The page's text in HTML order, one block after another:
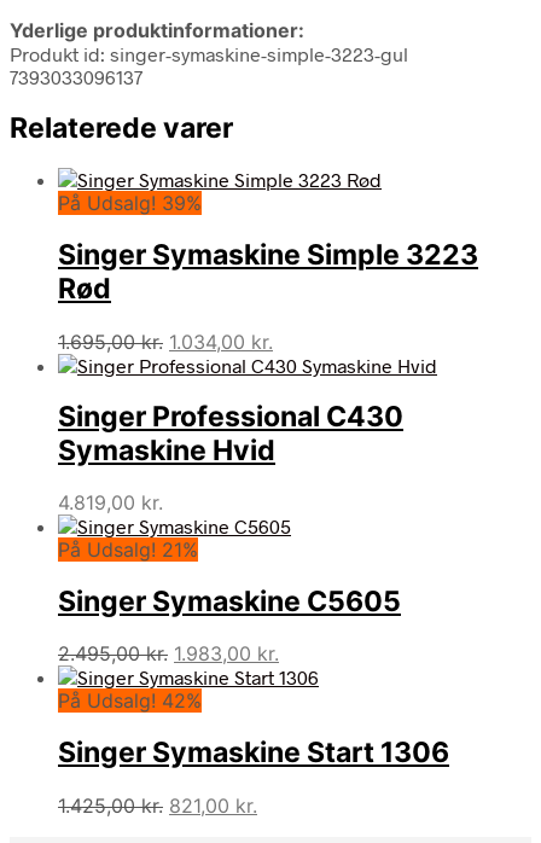
Yderlige produktinformationer:
Produkt id: singer-symaskine-simple-3223-gul
7393033096137
Relaterede varer
På Udsalg! 39%
Singer Symaskine Simple 3223
Rød
1.695,00kr. Den
oprindelige
var:
1.695,00 kr..
1.034,00 kr.
aktuelle
er:
1.034,00 kr..
Singer Professional C430
Symaskine Hvid
4.819,00 kr.
På Udsalg! 21%
Singer Symaskine C5605
2.495,00kr. Den
oprindelige
pris
2.495,00 kr..
1.983,00 kr.
aktuelle
1.983,00 kr..
På Udsalg! 42%
Singer Symaskine Start 1306
1.425,00kr. Den
821,00 kr.